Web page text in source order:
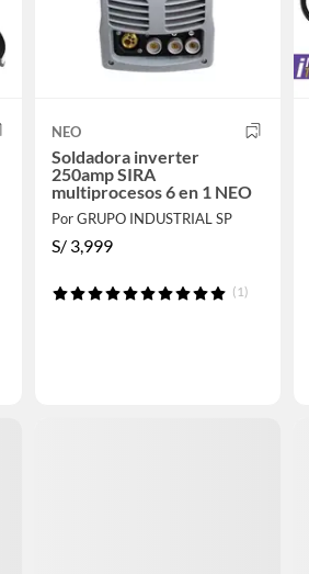
NEO
Soldadora inverter
250amp SIRA
multiprocesos 6 en 1 NEO
Por GRUPO INDUSTRIAL SP
S/ 3,999
(1)